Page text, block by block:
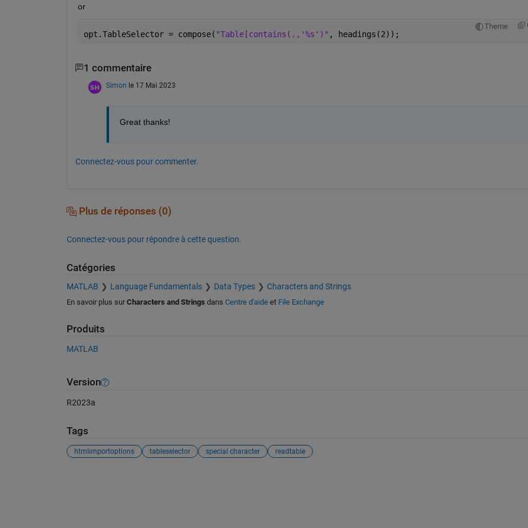
or
Theme
opt.TableSelector = compose( "Table[contains(.,'%s')" , headings(2));
1 commentaire
Simon le 17 Mai 2023
Great thanks!
Connectez-vous pour commenter.
Plus de réponses (0)
Connectez-vous pour répondre à cette question.
Catégories
MATLAB Language Fundamentals Data Types Characters and Strings
En savoir plus sur Characters and Strings dans Centre d'aideet File Exchange
Produits
MATLAB
Version
R2023a
Tags
htmlimportoptions tableselector special character readtable